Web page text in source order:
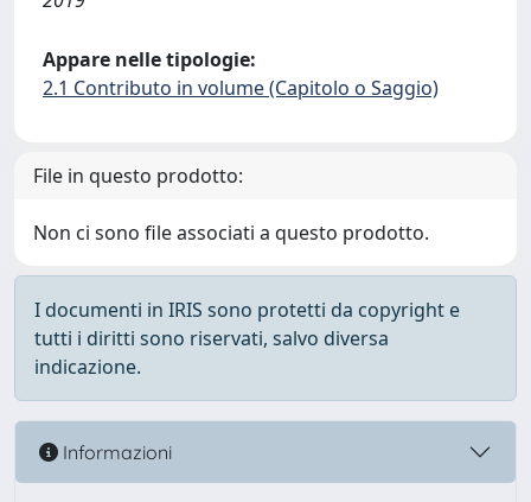
Appare nelle tipologie:
2.1 Contributo in volume (Capitolo o Saggio)
File in questo prodotto:
Non ci sono file associati a questo prodotto.
I documenti in IRIS sono protetti da copyright e
tutti i diritti sono riservati, salvo diversa
indicazione.
Informazioni